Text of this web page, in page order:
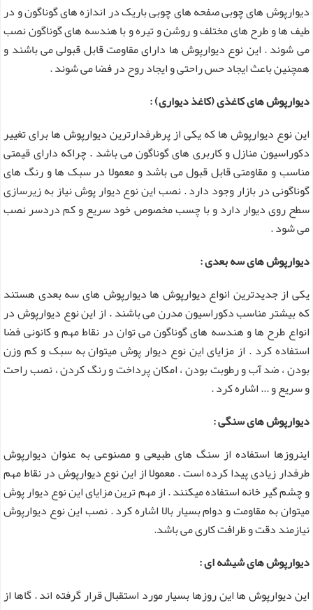
دیوارپوش های چوبی صفحه های چوبی باریک در اندازه های گوناگون و در
طیف ها و طرح های مختلف و روشن و تیره و با هندسه های گوناگون نصب
می شوند . این نوع دیوارپوش ها دارای مقاومت قابل قبولی می باشند و
همچنین باعث ایجاد حس راحتی و ایجاد روح در فضا می شوند .
دیوارپوش های کاغذی (کاغذ دیواری) :
این نوع دیوارپوش ها که یکی از پرطرفدارترین دیوارپوش ها برای تغییر
دکوراسیون منازل و کاربری های گوناگون می باشد . چراکه دارای قیمتی
مناسب و مقاومتی قابل قبول می باشد و معمولا در سبک ها و رنگ های
گوناگونی در بازار وجود دارد . نصب این نوع دیوار پوش نیاز به زیرسازی
سطح روی دیوار دارد و با چسب مخصوص خود سریع و کم دردسر نصب
می شود .
دیوارپوش های سه بعدی :
یکی از جدیدترین انواع دیوارپوش ها دیوارپوش های سه بعدی هستند
که بیشتر مناسب دکوراسیون مدرن می باشند . از این نوع دیوارپوش در
انواع طرح ها و هندسه های گوناگون می توان در نقاط مهم و کانونی فضا
استفاده کرد . از مزایای این نوع دیوار پوش میتوان به سبک و کم وزن
بودن ، ضد آب و رطوبت بودن ، امکان پرداخت و رنگ کردن ، نصب راحت
و سریع و ... اشاره کرد .
دیوارپوش های سنگی :
اینروزها استفاده از سنگ های طبیعی و مصنوعی به عنوان دیوارپوش
طرفدار زیادی پیدا کرده است . معمولا از این نوع دیوارپوش در نقاط مهم
و چشم گیر خانه استفاده میکنند . از مهم ترین مزایای این نوع دیوار پوش
میتوان به مقاومت و دوام بسیار بالا اشاره کرد . نصب این نوع دیوارپوش
نیازمند دقت و ظرافت کاری می باشد.
دیوارپوش های شیشه ای :
این دیوارپوش ها این روزها بسیار مورد استقبال قرار گرفته اند . گاها از